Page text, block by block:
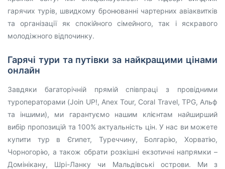
гарячих турів, швидкому бронюванні чартерних авіаквитків
та організації як спокійного сімейного, так і яскравого
молодіжного відпочинку.
Гарячі тури та путівки за найкращими цінами
онлайн
Завдяки багаторічній прямій співпраці з провідними
туроператорами (Join UP!, Anex Tour, Coral Travel, TPG, Альф
та іншими), ми гарантуємо нашим клієнтам найширший
вибір пропозицій та 100% актуальність цін. У нас ви можете
купити тур в Єгипет, Туреччину, Болгарію, Хорватію,
Чорногорію, а також обрати розкішні екзотичні напрямки –
Домінікану, Шрі-Ланку чи Мальдівські острови. Ми з